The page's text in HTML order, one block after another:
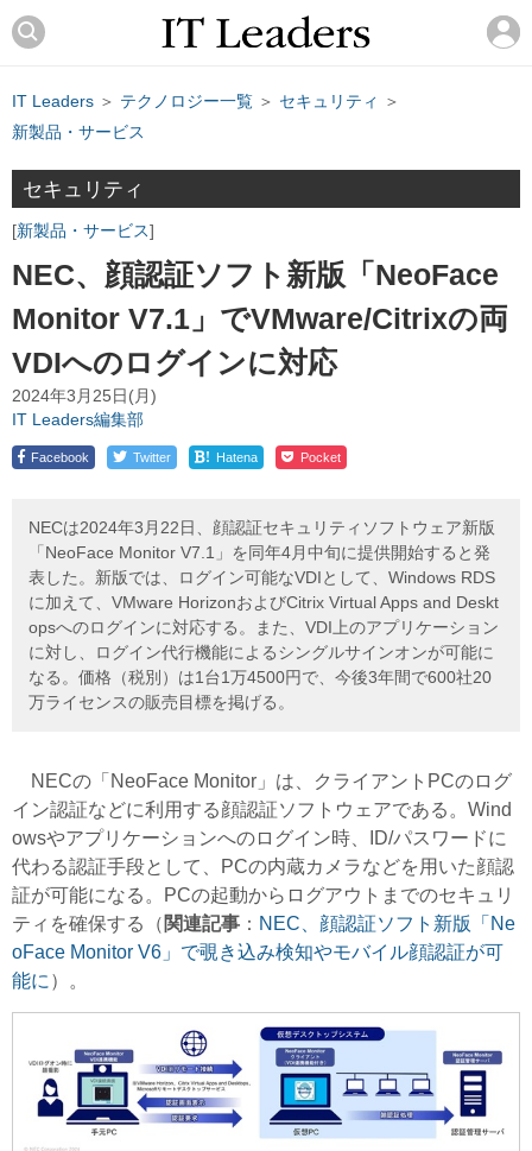
IT Leaders ＞ テクノロジー一覧 ＞ セキュリティ
＞
新製品・サービス
セキュリティ
新製品・サービス
NEC、顔認証ソフト新版「NeoFace
Monitor V7.1」でVMware/Citrixの両
VDIへのログインに対応
2024年3月25日(月)
IT Leaders編集部
Facebook Twitter ! Hatena Pocket
NECは2024年3月22日、顔認証セキュリティソフトウェア新版
「NeoFace Monitor V7.1」を同年4月中旬に提供開始すると発
表した。新版では、ログイン可能なVDIとして、Windows RDS
に加えて、VMware HorizonおよびCitrix Virtual Apps and Deskt
opsへのログインに対応する。また、VDI上のアプリケーション
に対し、ログイン代行機能によるシングルサインオンが可能に
なる。価格（税別）は1台1万4500円で、今後3年間で600社20
万ライセンスの販売目標を掲げる。
NECの「NeoFace Monitor」は、クライアントPCのログ
イン認証などに利用する顔認証ソフトウェアである。Wind
owsやアプリケーションへのログイン時、ID/パスワードに
代わる認証手段として、PCの内蔵カメラなどを用いた顔認
証が可能になる。PCの起動からログアウトまでのセキュリ
ティを確保する（ 関連記事 ： NEC、顔認証ソフト新版「Ne
oFace Monitor V6」で覗き込み検知やモバイル顔認証が可
能に ）。